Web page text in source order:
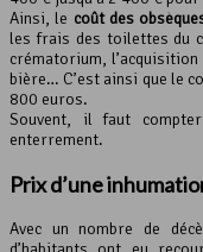
Ainsi, le coût des
les frais des toilettes du
crématorium,
bière… C’est ainsi que le
800 euros.
Souvent, il faut
enterrement.
Prix d’une
Avec un nombre de